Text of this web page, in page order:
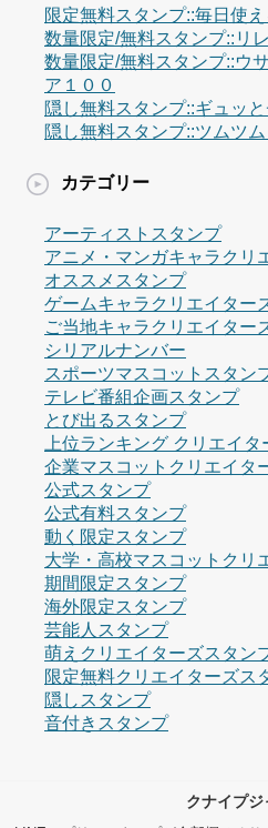
限定無料スタンプ::毎日使
数量限定/無料スタンプ::リ
数量限定/無料スタンプ::ウ
ア１００
隠し無料スタンプ::ギュッと
隠し無料スタンプ::ツムツ
カテゴリー
アーティストスタンプ
アニメ・マンガキャラクリ
オススメスタンプ
ゲームキャラクリエイター
ご当地キャラクリエイター
シリアルナンバー
スポーツマスコットスタン
テレビ番組企画スタンプ
とび出るスタンプ
上位ランキング クリエイ
企業マスコットクリエイタ
公式スタンプ
公式有料スタンプ
動く限定スタンプ
大学・高校マスコットクリ
期間限定スタンプ
海外限定スタンプ
芸能人スタンプ
萌えクリエイターズスタン
限定無料クリエイターズス
隠しスタンプ
音付きスタンプ
クナイプジ